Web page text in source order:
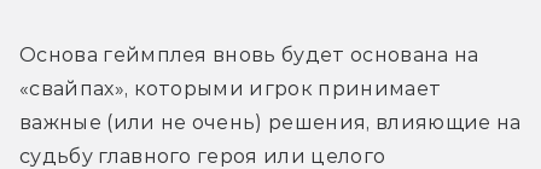
Основа геймплея вновь будет основана на
«свайпах», которыми игрок принимает
важные (или не очень) решения, влияющие на
судьбу главного героя или целого